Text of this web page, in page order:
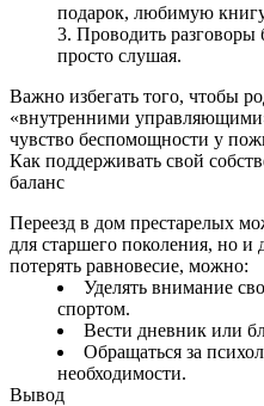
подарок, любимую
Проводить
просто слушая.
Важно избегать того, чтобы
«внутренними
чувство беспомощности у
Как поддерживать свой
баланс
Переезд в дом престарелых
для старшего поколения, но
потерять равновесие, можно:
Уделять внимание
спортом.
Вести дневник или
Обращаться за
необходимости.
Вывод